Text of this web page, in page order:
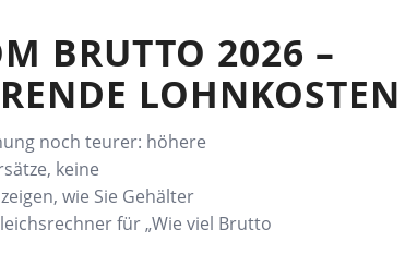
BRUTTO 2026 –
LOHNKOSTEN
noch teurer: höhere
keine
wie Sie Gehälter
für „Wie viel Brutto